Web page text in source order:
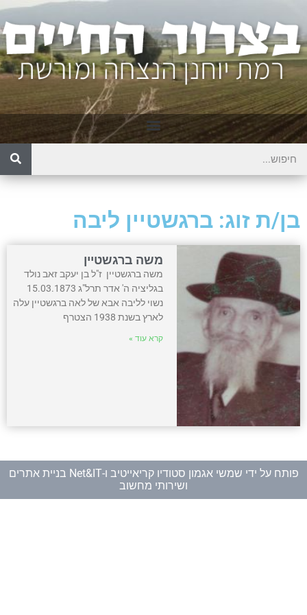
בן/ת זוג: ברגשטיין ליבה
משה ברגשטיין
משה ברגשטיין ז"ל בן יעקב זאב נולד
בגליציה ה' אדר תרל"ג 15.03.1873
נשוי לליבה אבא של לאה ברגשטיין עלה
לארץ בשנת 1938 הצטרף
קרא עוד »
פותח על ידי שמשי אגמון סטודיו קריאייטיב ו-
Net&IT בניית אתרים
ושירותי מחשוב